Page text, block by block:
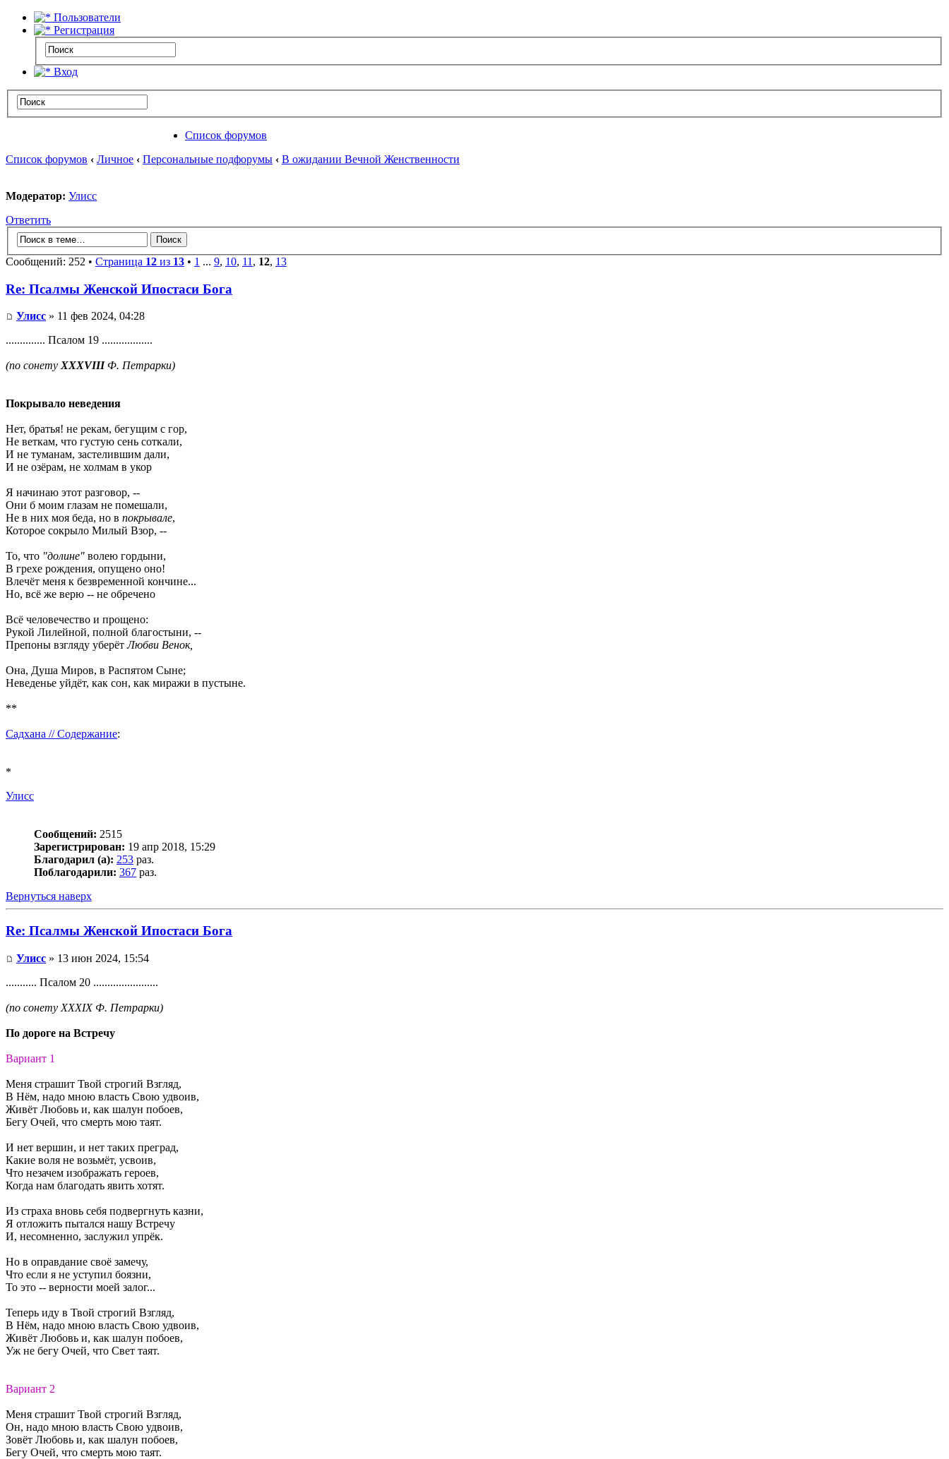
Пользователи
Регистрация
Вход
Список форумов
Список форумов ‹ Личное ‹ Персональные подфорумы ‹ В ожидании Вечной Женственности
Модератор: Улисс
Ответить
Сообщений: 252 • Страница 12 из 13 • 1 ... 9, 10, 11 , 12, 13
Re: Псалмы Женской Ипостаси Бога
Улисс » 11 фев 2024, 04:28
.............. Псалом 19 ..................
(по сонету XXXVIIIФ. Петрарки)
Покрывало неведения
Нет, братья! не рекам, бегущим с гор,
Не веткам, что густую сень соткали,
И не туманам, застелившим дали,
И не озёрам, не холмам в укор
Я начинаю этот разговор, --
Они б моим глазам не помешали,
Не в них моя беда, но в покрывале,
Которое сокрыло Милый Взор, --
То, что "долине" волею гордыни,
В грехе рождения, опущено оно!
Влечёт меня к безвременной кончине...
Но, всё же верю -- не обречено
Всё человечество и прощено:
Рукой Лилейной, полной благостыни, --
Препоны взгляду уберётЛюбви Венок,
Она, Душа Миров, в Распятом Сыне;
Неведенье уйдёт, как сон, как миражи в пустыне.
**
Садхана // Содержание:
*
Улисс
Сообщений: 2515
Зарегистрирован: 19 апр 2018, 15:29
Благодарил (а): 253 раз.
Поблагодарили: 367 раз.
Вернуться наверх
Re: Псалмы Женской Ипостаси Бога
Улисс » 13 июн 2024, 15:54
........... Псалом 20 .......................
(по сонету XXXIX Ф. Петрарки)
По дороге на Встречу
Вариант 1
Меня страшит Твой строгий Взгляд,
В Нём, надо мною власть Свою удвоив,
Живёт Любовь и, как шалун побоев,
Бегу Очей, что смерть мою таят.
И нет вершин, и нет таких преград,
Какие воля не возьмёт, усвоив,
Что незачем изображать героев,
Когда нам благодать явить хотят.
Из страха вновь себя подвергнуть казни,
Я отложить пытался нашу Встречу
И, несомненно, заслужил упрёк.
Но в оправдание своё замечу,
Что если я не уступил боязни,
То это -- верности моей залог...
Теперь иду в Твой строгий Взгляд,
В Нём, надо мною власть Свою удвоив,
Живёт Любовь и, как шалун побоев,
Уж не бегу Очей, что Свет таят.
Вариант 2
Меня страшит Твой строгий Взгляд,
Он, надо мною власть Свою удвоив,
Зовёт Любовь и, как шалун побоев,
Бегу Очей, что смерть мою таят.